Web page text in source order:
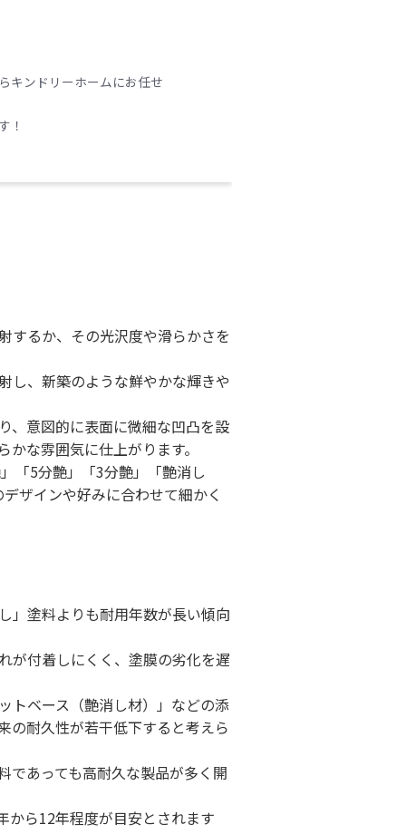
キンドリーホームにお任せ
！
するか、その光沢度や滑らかさを
し、新築のような鮮やかな輝きや
、意図的に表面に微細な凹凸を設
な雰囲気に仕上がります。
「5分艶」「3分艶」「艶消し
ザインや好みに合わせて細かく
」塗料よりも耐用年数が長い傾向
が付着しにくく、塗膜の劣化を遅
トベース（艶消し材）」などの添
の耐久性が若干低下すると考えら
であっても高耐久な製品が多く開
から12年程度が目安とされます